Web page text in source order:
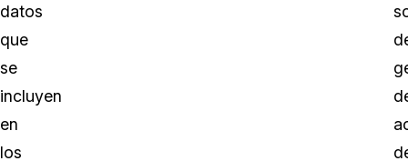
datos
que
se
incluyen
en
los